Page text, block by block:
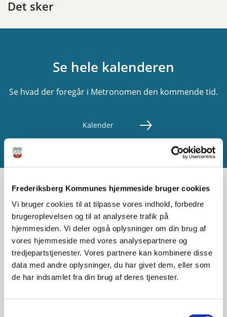
Frederiksberg Kommunes hjemmeside bruger cookies
Vi bruger cookies til at tilpasse vores indhold, forbedre
brugeroplevelsen og til at analysere trafik på
hjemmesiden. Vi deler også oplysninger om din brug af
vores hjemmeside med vores analysepartnere og
tredjepartstjenester. Vores partnere kan kombinere disse
data med andre oplysninger, du har givet dem, eller som
de har indsamlet fra din brug af deres tjenester.
Det sker
Se hele kalenderen
Se hvad der foregår i Metronomen den kommende tid.
Kalender
Metronomen - Musikhuset for
dem der kan og vil selv!